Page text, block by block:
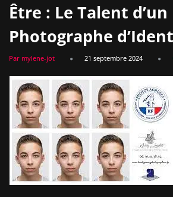
Être : Le Talent d’un
Photographe
Par mylene-jot 21 septembre 2024